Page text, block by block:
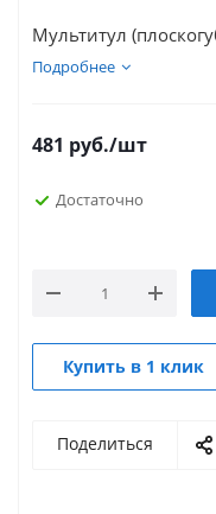
Мультитул
Подробнее
481 руб./шт
Достаточно
Купить в 1 клик
Поделиться